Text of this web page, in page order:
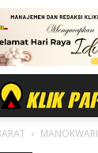
MANOKWARI